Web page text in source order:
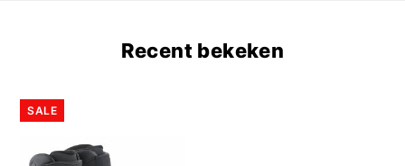
Recent bekeken
SALE